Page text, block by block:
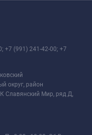
+7 (991) 241-42-00; +7
округ, район
Славянский Мир, ряд Д,